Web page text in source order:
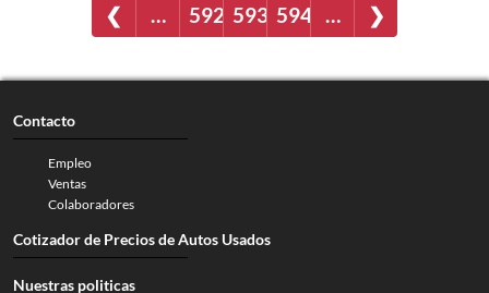
❮ … 592 593 594 … ❯
Contacto
Empleo
Ventas
Colaboradores
Cotizador de Precios de Autos Usados
Nuestras politicas